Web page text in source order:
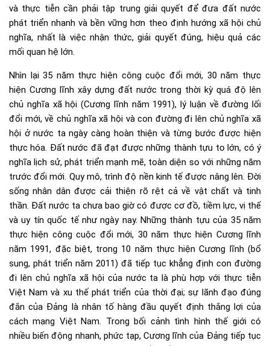
và thực tiễn cần phải tập trung giải quyết để đưa đất nước
phát triển nhanh và bền vững hơn theo định hướng xã hội chủ
nghĩa, nhất là việc nhận thức, giải quyết đúng, hiệu quả các
mối quan hệ lớn.
Nhìn lại 35 năm thực hiện công cuộc đổi mới, 30 năm thực
hiện Cương lĩnh xây dựng đất nước trong thời kỳ quá độ lên
chủ nghĩa xã hội (Cương lĩnh năm 1991), lý luận về đường lối
đổi mới, về chủ nghĩa xã hội và con đường đi lên chủ nghĩa xã
hội ở nước ta ngày càng hoàn thiện và từng bước được hiện
thực hóa. Đất nước đã đạt được những thành tựu to lớn, có ý
nghĩa lịch sử, phát triển mạnh mẽ, toàn diện so với những năm
trước đổi mới. Quy mô, trình độ nền kinh tế được nâng lên. Đời
sống nhân dân được cải thiện rõ rệt cả về vật chất và tinh
thần. Đất nước ta chưa bao giờ có được cơ đồ, tiềm lực, vị thế
và uy tín quốc tế như ngày nay. Những thành tựu của 35 năm
thực hiện công cuộc đổi mới, 30 năm thực hiện Cương lĩnh
năm 1991, đặc biệt, trong 10 năm thực hiện Cương lĩnh (bổ
sung, phát triển năm 2011) đã tiếp tục khẳng định con đường
đi lên chủ nghĩa xã hội của nước ta là phù hợp với thực tiễn
Việt Nam và xu thế phát triển của thời đại; sự lãnh đạo đúng
đắn của Đảng là nhân tố hàng đầu quyết định thắng lợi của
cách mạng Việt Nam. Trong bối cảnh tình hình thế giới có
nhiều biến động nhanh, phức tạp, Cương lĩnh của Đảng tiếp tục